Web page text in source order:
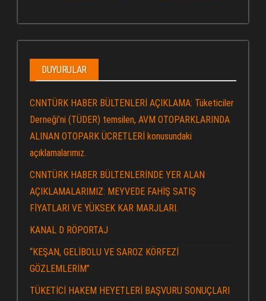
DUYURULAR
CNNTÜRK HABER BÜLTENLERİ AÇIKLAMA: Tüketiciler
Derneği’ni (TÜDER) temsilen, AVM OTOPARKLARINDA
ALINAN OTOPARK ÜCRETLERİ konusundaki
açıklamalarımız.
CNNTÜRK HABER BÜLTENLERİNDE YER ALAN
AÇIKLAMALARIMIZ: MEYVEDE FAHİŞ SATIŞ
FİYATLARI VE YÜKSEK KAR MARJLARI.
KANAL D RÖPORTAJ
“KEŞAN, GELİBOLU VE SAROZ KÖRFEZİ
GÖZLEMLERİM”
TÜKETİCİ HAKEM HEYETLERİ BAŞVURU SONUÇLARI